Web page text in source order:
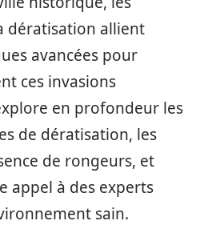
dératisation allient
avancées pour
ces invasions
en profondeur les
de dératisation, les
de rongeurs, et
appel à des experts
sain.